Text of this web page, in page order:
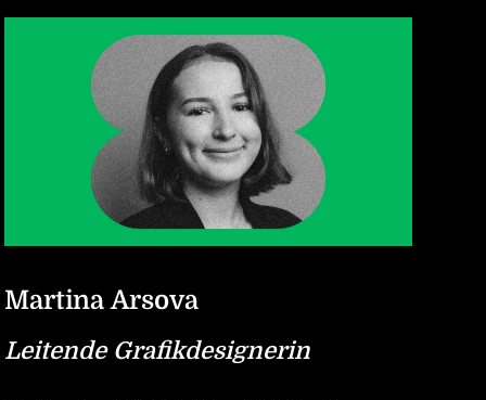
Martina Arsova
Leitende Grafikdesignerin